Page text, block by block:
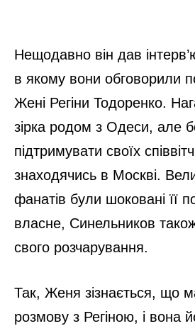
Нещодавно він дав
в якому вони обговорили
Жені Регіни Тодоренко.
зірка родом з Одеси, але
підтримувати своїх
знаходячись в Москві.
фанатів були шоковані її
власне, Синельников
свого розчарування.
Так, Женя зізнається, що
розмову з Регіною, і вона